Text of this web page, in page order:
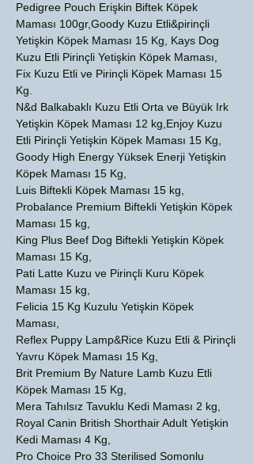
Pedigree Pouch Erişkin Biftek Köpek
Maması 100gr,Goody Kuzu Etli&pirinçli
Yetişkin Köpek Maması 15 Kg, Kays Dog
Kuzu Etli Pirinçli Yetişkin Köpek Maması,
Fix Kuzu Etli ve Pirinçli Köpek Maması 15
Kg.
N&d Balkabaklı Kuzu Etli Orta ve Büyük Irk
Yetişkin Köpek Maması 12 kg,Enjoy Kuzu
Etli Pirinçli Yetişkin Köpek Maması 15 Kg,
Goody High Energy Yüksek Enerji Yetişkin
Köpek Maması 15 Kg,
Luis Biftekli Köpek Maması 15 kg,
Probalance Premium Biftekli Yetişkin Köpek
Maması 15 kg,
King Plus Beef Dog Biftekli Yetişkin Köpek
Maması 15 Kg,
Pati Latte Kuzu ve Pirinçli Kuru Köpek
Maması 15 kg,
Felicia 15 Kg Kuzulu Yetişkin Köpek
Maması,
Reflex Puppy Lamp&Rice Kuzu Etli & Pirinçli
Yavru Köpek Maması 15 Kg,
Brit Premium By Nature Lamb Kuzu Etli
Köpek Maması 15 Kg,
Mera Tahılsız Tavuklu Kedi Maması 2 kg,
Royal Canin British Shorthair Adult Yetişkin
Kedi Maması 4 Kg,
Pro Choice Pro 33 Sterilised Somonlu